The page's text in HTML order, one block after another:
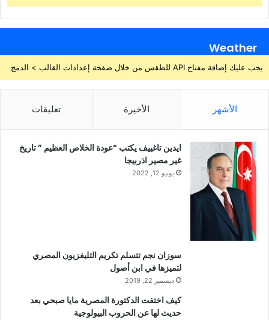
Weather
يجب عليك إضافة مفتاح API للطقس من خلال صفحة إعدادات القالب > الدمج
الأشهر الأخيرة تعليقات
ايدين تاغييف يكتب “عودة الخلاص العظيم ” تاريخ
غير مصير اذربيجا
يونيو 12, 2022
سوزان نجم تتسلم تكريم التليفزيون المصري
لتميزها في ابن أصول
ديسمبر 22, 2019
كيف اختفت الدكتورة المصرية مايا صبحي بعد
حديث لها عن الحروب البيولوجية